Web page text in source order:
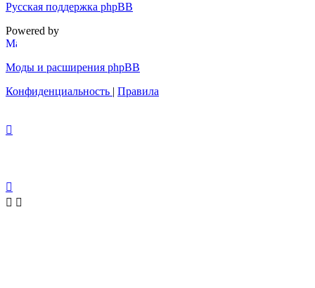
Русская поддержка phpBB
Powered by
Моды и расширения phpBB
Конфиденциальность | Правила